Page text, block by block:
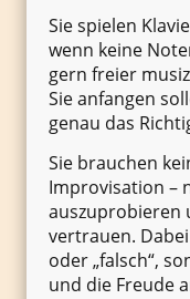
Sie spielen
wenn keine
gern freier
Sie anfangen
genau das
Sie brauchen
Improvisation –
auszuprobieren
vertrauen.
oder „falsch“,
und die Freude